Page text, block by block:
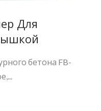
Для
бетона FB-